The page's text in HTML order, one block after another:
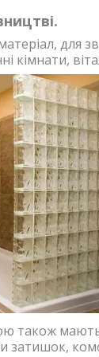
для
також
затишок,